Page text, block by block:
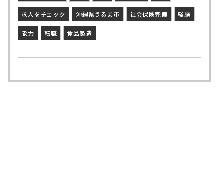
求人をチェック 沖縄県うるま市 社会保険完備 経験
能力 転職 食品製造